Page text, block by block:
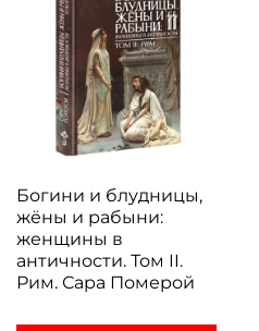
Богини и блудницы,
жёны и рабыни:
женщины в
античности. Том II.
Рим. Сара Померой